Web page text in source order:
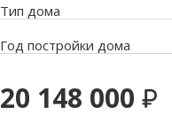
Тип дома
Год постройки дома
20 148 000